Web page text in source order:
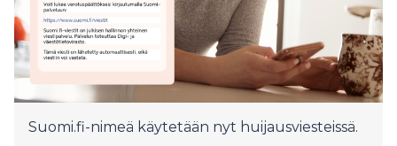
Suomi.fi-nimeä käytetään nyt huijausviesteissä.